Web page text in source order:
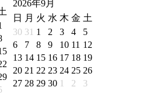
2026年9月
日
月 火 水 木 金 土
30 31 1 2 3 4
5
6
7 8 9 10 11 12
13 14 15 16 17 18 19
20 21 22 23 24 25 26
27 28 29 30 1 2 3